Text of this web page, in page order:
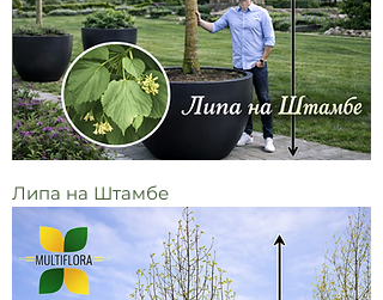
Липа на Штамбе